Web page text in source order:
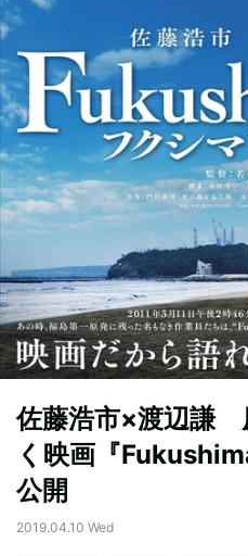
佐藤浩市×渡辺謙
く映画『
公開
2019.04.10 Wed